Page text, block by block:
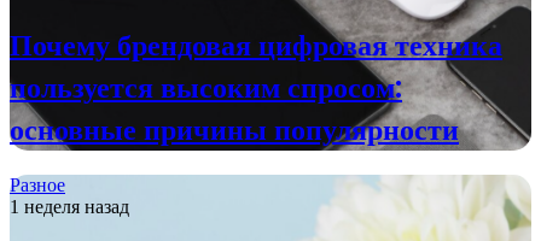
Почему брендовая цифровая техника
пользуется высоким спросом:
основные причины популярности
Разное
1 неделя назад